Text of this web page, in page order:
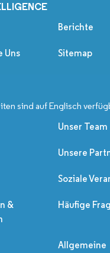
Berichte
Uns Sitemap
sind auf Englisch
Unser Team
Unsere
Soziale
&
Häufige
Allgemeine